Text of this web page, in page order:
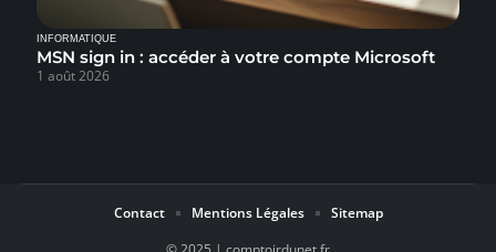
INFORMATIQUE
MSN sign in : accéder à votre compte Microsoft
1 août 2026
Contact Mentions Légales Sitemap